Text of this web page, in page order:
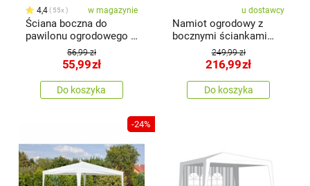
4,4 55x w magazynie
Ściana boczna do
pawilonu ogrodowego z
oknem2,95 x 1,9 m, biały
56,99 zł
55,99zł
Do koszyka
u dostawcy
Namiot ogrodowy z
bocznymi ściankami
249,99 zł
216,99zł
Do koszyka
-24%